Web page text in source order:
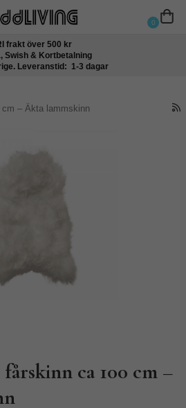
0
frakt över 500 kr
Swish & Kortbetalning
Leveranstid: 1-3 dagar
– Äkta lammskinn
ca 100 cm –